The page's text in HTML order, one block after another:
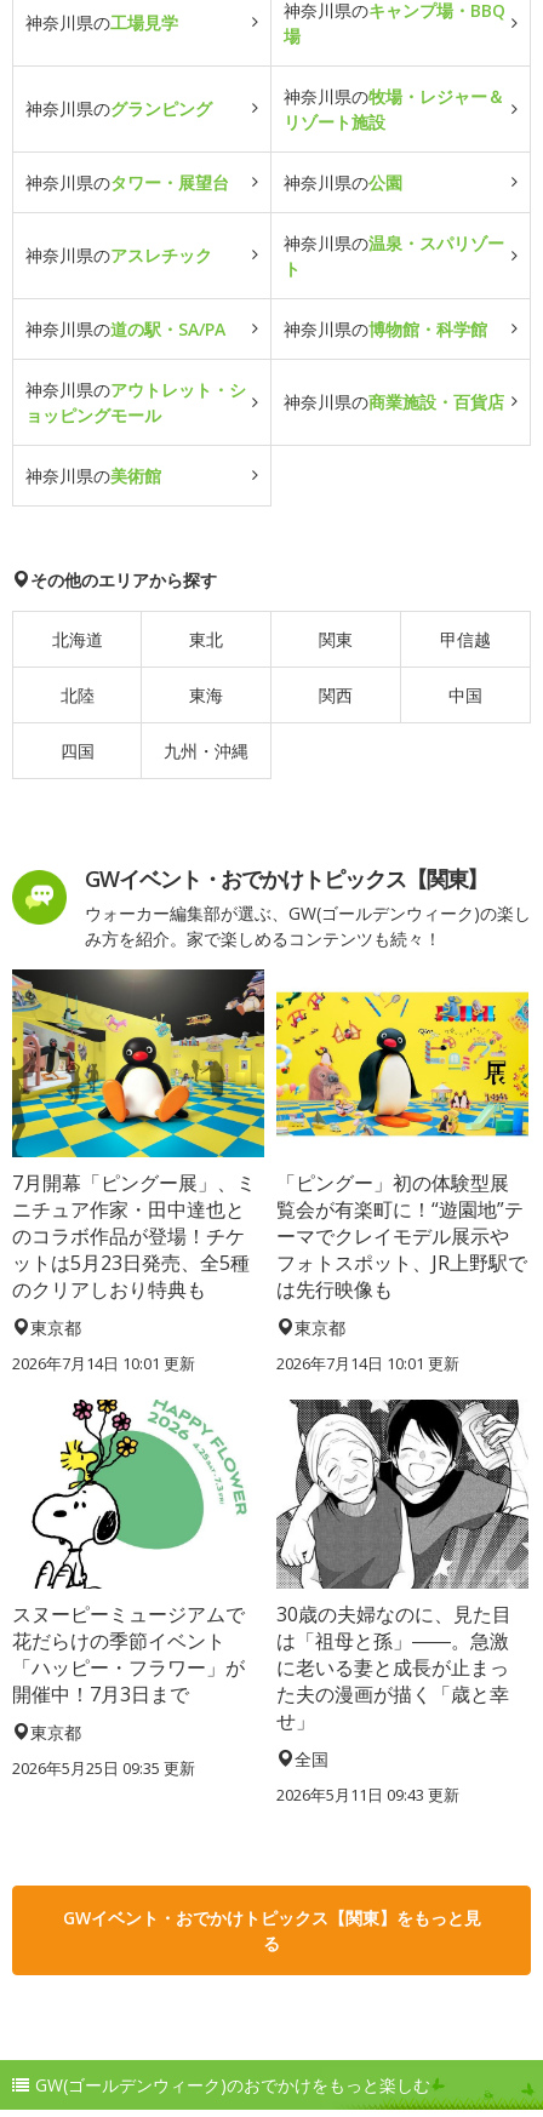
神奈川県の工場見学
神奈川県のキャンプ場・BBQ
場
神奈川県のグランピング
神奈川県の牧場・レジャー＆
リゾート施設
神奈川県のタワー・展望台 神奈川県の公園
神奈川県のアスレチック
神奈川県の温泉・スパリゾー
ト
神奈川県の道の駅・SA/PA 神奈川県の博物館・科学館
神奈川県のアウトレット・シ
ョッピングモール
神奈川県の商業施設・百貨店
神奈川県の美術館
その他のエリアから探す
北海道 東北 関東 甲信越
北陸 東海 関西 中国
四国 九州・沖縄
GWイベント・おでかけトピックス【関東】
ウォーカー編集部が選ぶ、GW(ゴールデンウィーク)の楽し
み方を紹介。家で楽しめるコンテンツも続々！
7月開幕「ピングー展」、ミ
ニチュア作家・田中達也と
のコラボ作品が登場！チケ
ットは5月23日発売、全5種
のクリアしおり特典も
東京都
2026年7月14日 10:01 更新
「ピングー」初の体験型展
覧会が有楽町に！“遊園地”テ
ーマでクレイモデル展示や
フォトスポット、JR上野駅で
は先行映像も
東京都
2026年7月14日 10:01 更新
スヌーピーミュージアムで
花だらけの季節イベント
「ハッピー・フラワー」が
開催中！7月3日まで
東京都
2026年5月25日 09:35 更新
30歳の夫婦なのに、見た目
は「祖母と孫」――。急激
に老いる妻と成長が止まっ
た夫の漫画が描く「歳と幸
せ」
全国
2026年5月11日 09:43 更新
GWイベント・おでかけトピックス【関東】をもっと見
る
GW(ゴールデンウィーク)のおでかけをもっと楽しむ